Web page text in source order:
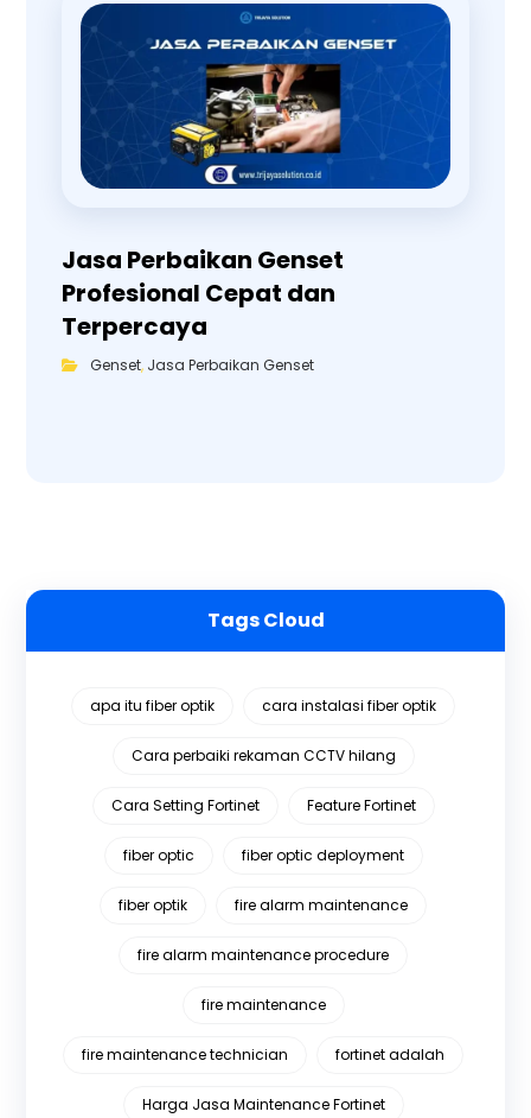
Jasa Perbaikan Genset
Profesional Cepat dan
Terpercaya
Genset, Jasa Perbaikan Genset
Tags Cloud
apa itu fiber optik cara instalasi fiber optik
Cara perbaiki rekaman CCTV hilang
Cara Setting Fortinet Feature Fortinet
fiber optic fiber optic deployment
fiber optik fire alarm maintenance
fire alarm maintenance procedure
fire maintenance
fire maintenance technician fortinet adalah
Harga Jasa Maintenance Fortinet